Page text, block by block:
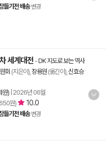
들기전 배송 변경
세계대전 -DK 지도로 보는 역사
회 (지은이), 장용원 (옮긴이), 신효승
원) 2026년 06월
원) 10.0
들기전 배송 변경